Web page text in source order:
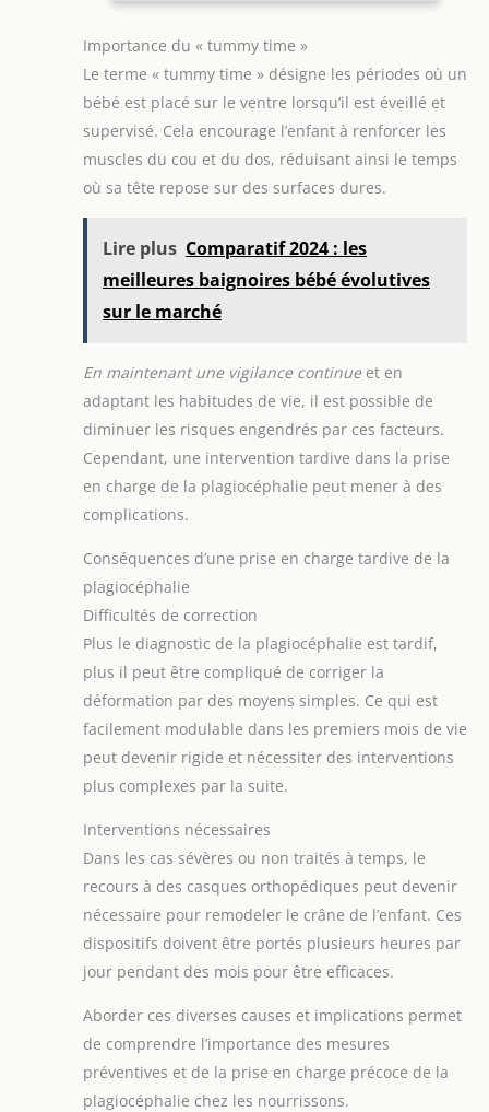
confortable pour les plus
et peut être facilement
Vous pouvez utiliser
votre enfant ait 87 cm (la
partie sous les fesses) ou
jusqu'à 105 cm (l'appui-
tête)
le confort sur les longs
équipé d'une assise
profonde. La protection
est assurée par des
renforts supplémentaires
qui protègent la colonne
INSTALLATION FACILE: Le
de la voiture est très
simple et rapide - des
guides spéciaux et
clairement indiqués
petit du siège-auto avec facilité, tous les jours 5
confortablement grâce aux 5 positions
d'inclinaison, position relaxante pour bébé ou
assise pour les enfants désireux de découvrir le
rapidement l'appui-tête d'une main au fur et à
mesure que votre enfant grandit : EvolveFix i-Size
est facilement réglable en fonction des besoins de
votre tout-petit
Importance du « tummy time »
Le terme « tummy time » désigne les périodes où un
bébé est placé sur le ventre lorsqu’il est éveillé et
supervisé. Cela encourage l’enfant à renforcer les
muscles du cou et du dos, réduisant ainsi le temps
où sa tête repose sur des surfaces dures.
Lire plus Comparatif 2024 : les
meilleures baignoires bébé évolutives
sur le marché
En maintenant une vigilance continueet en
adaptant les habitudes de vie, il est possible de
diminuer les risques engendrés par ces facteurs.
Cependant, une intervention tardive dans la prise
en charge de la plagiocéphalie peut mener à des
complications.
Conséquences d’une prise en charge tardive de la
plagiocéphalie
Difficultés de correction
Plus le diagnostic de la plagiocéphalie est tardif,
plus il peut être compliqué de corriger la
déformation par des moyens simples. Ce qui est
facilement modulable dans les premiers mois de vie
peut devenir rigide et nécessiter des interventions
plus complexes par la suite.
Interventions nécessaires
Dans les cas sévères ou non traités à temps, le
recours à des casques orthopédiques peut devenir
nécessaire pour remodeler le crâne de l’enfant. Ces
dispositifs doivent être portés plusieurs heures par
jour pendant des mois pour être efficaces.
Aborder ces diverses causes et implications permet
de comprendre l’importance des mesures
préventives et de la prise en charge précoce de la
plagiocéphalie chez les nourrissons.